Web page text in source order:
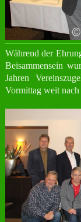
Während der
Beisammensein
Jahren
Vormittag weit